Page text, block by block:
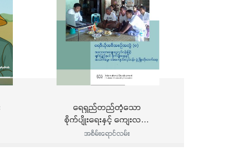
ရေရှည်တည်တံ့သော
စိုက်ပျိုးရေးနှင့် ကျေးလက်
ဒေသအသက်မွေးဝမ်းကြောင်း
အစိမ်းရောင်လမ်း